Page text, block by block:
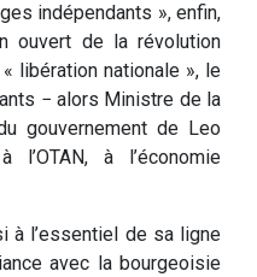
indépendants », enfin,
ouvert de la révolution
libération nationale », le
− alors Ministre de la
gouvernement de Leo
à l’économie
à l’essentiel de sa ligne
avec la bourgeoisie